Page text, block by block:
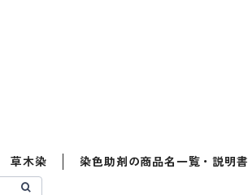
草木染 染色助剤の商品名一覧・説明書